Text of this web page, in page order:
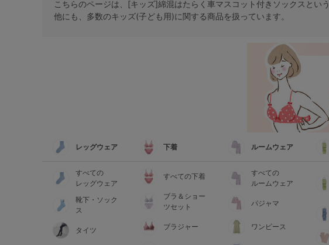
こちらのページは、[キッズ]綿混はたらく車マスコット付きソックスという
他にも、多数のキッズ(子ども用)に関する商品を扱っています。
レッグウェア
すべての
レッグウェア
靴下・ソック
ス
タイツ
下着
すべての下着
ブラ＆ショー
ツセット
ブラジャー
ルームウェア
すべての
ルームウェア
パジャマ
ワンピース